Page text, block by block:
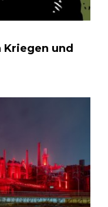
Kriegen und